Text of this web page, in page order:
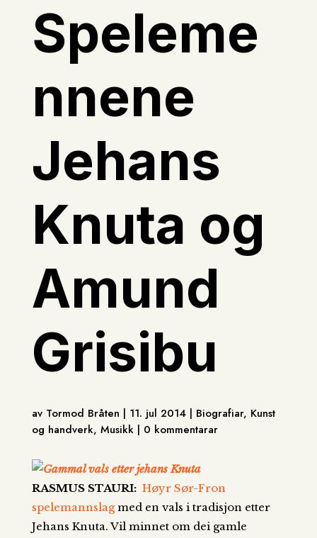
Speleme
nnene
Jehans
Knuta og
Amund
Grisibu
av Tormod Bråten | 11. jul 2014 | Biografiar, Kunst
og handverk, Musikk | 0 kommentarar
RASMUS STAURI: Høyr Sør-Fron
spelemannslagmed en vals i tradisjon etter
Jehans Knuta. Vil minnet om dei gamle